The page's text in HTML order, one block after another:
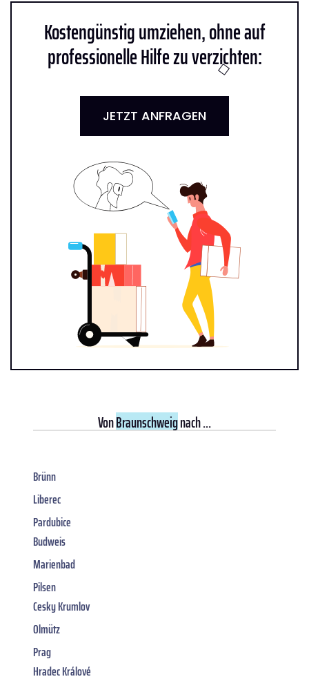
Kostengünstig umziehen, ohne auf
professionelle Hilfe zu verzichten:
JETZT ANFRAGEN
VonBraunschweignach ...
Brünn
Liberec
Pardubice
Budweis
Marienbad
Pilsen
Cesky Krumlov
Olmütz
Prag
Hradec Králové